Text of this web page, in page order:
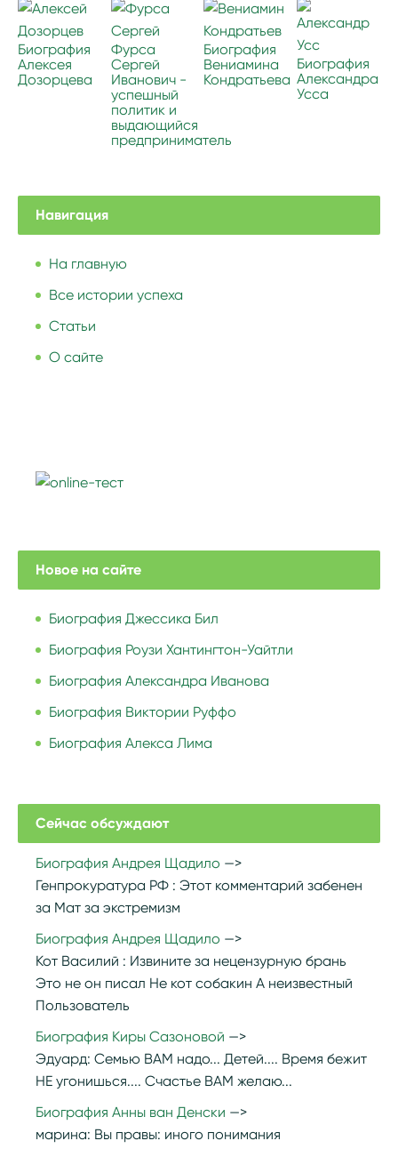
Биография
Алексея
Дозорцева
Фурса
Сергей
Иванович -
успешный
политик и
выдающийся
предприниматель
Биография
Вениамина
Кондратьева
Биография
Александра
Усса
Навигация
На главную
Все истории успеха
Статьи
О сайте
Новое на сайте
Биография Джессика Бил
Биография Роузи Хантингтон-Уайтли
Биография Александра Иванова
Биография Виктории Руффо
Биография Алекса Лима
Сейчас обсуждают
Биография Андрея Щадило
Генпрокуратура РФ : Этот комментарий забенен
за Мат за экстремизм
Биография Андрея Щадило
Кот Василий : Извините за нецензурную брань
Это не он писал Не кот собакин А неизвестный
Пользователь
Биография Киры Сазоновой
Эдуард: Семью ВАМ надо... Детей.... Время бежит
НЕ угонишься.... Счастье ВАМ желаю...
Биография Анны ван Денски
марина: Вы правы: иного понимания